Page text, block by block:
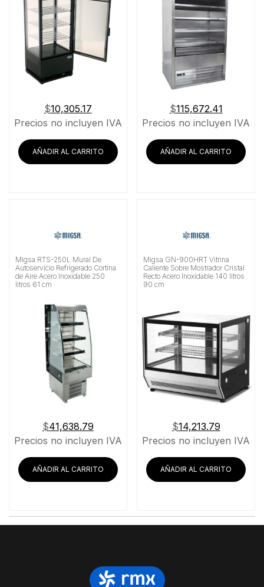
$10,305.17
Precios no incluyen IVA
AÑADIR AL CARRITO
$115,672.41
Precios no incluyen IVA
AÑADIR AL CARRITO
Migsa RTS-250L Mural De
Autoservicio Refrigerado Cortina
de Aire Acero Inoxidable 250
litros 61 cm
$41,638.79
Precios no incluyen IVA
AÑADIR AL CARRITO
Migsa GN-900HRT Vitrina
Caliente Sobre Mostrador Cristal
Recto Acero Inoxidable 140 litros
90 cm
$14,213.79
Precios no incluyen IVA
AÑADIR AL CARRITO